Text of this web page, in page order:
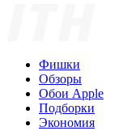
Фишки
Обзоры
Обои Apple
Подборки
Экономия